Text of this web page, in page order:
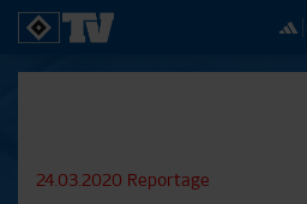
2. Bundesliga 18/19
U17
HSVTV-ABO!
24.03.2020 Reportage